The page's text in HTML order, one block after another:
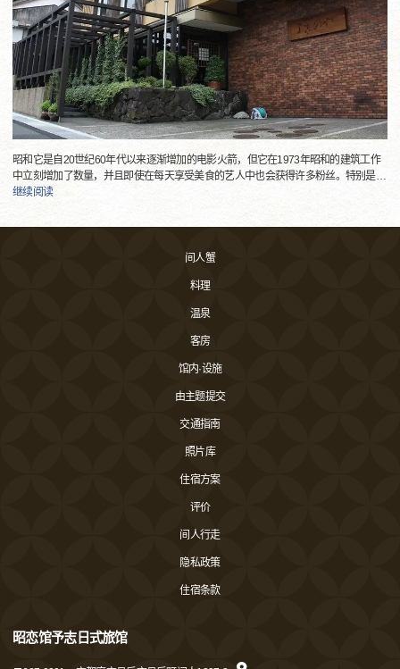
昭和它是自20世纪60年代以来逐渐增加的电影火箭，但它在1973年昭和的建筑工作
中立刻增加了数量，并且即使在每天享受美食的艺人中也会获得许多粉丝。特别是…
继续阅读
间人蟹
料理
温泉
客房
馆内·设施
由主题提交
交通指南
照片库
住宿方案
评价
间人行走
隐私政策
住宿条款
昭恋馆予志日式旅馆